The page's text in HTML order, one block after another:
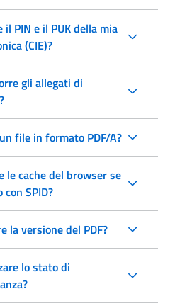
PIN e il PUK della mia
(CIE)?
gli allegati di
file in formato PDF/A?
le cache del browser se
SPID?
la versione del PDF?
lo stato di